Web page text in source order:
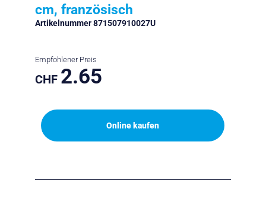
cm, französisch
Artikelnummer 871507910027U
Empfohlener Preis
CHF 2.65
Online kaufen